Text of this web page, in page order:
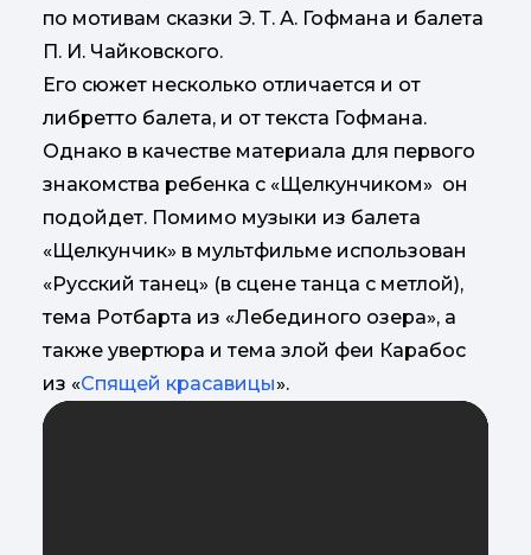
по мотивам сказки Э. Т. А. Гофмана и балета
П. И. Чайковского.
Его сюжет несколько отличается и от
либретто балета, и от текста Гофмана.
Однако в качестве материала для первого
знакомства ребенка с «Щелкунчиком» он
подойдет. Помимо музыки из балета
«Щелкунчик» в мультфильме использован
«Русский танец» (в сцене танца с метлой),
тема Ротбарта из «Лебединого озера», а
также увертюра и тема злой феи Карабос
из «Спящей красавицы».